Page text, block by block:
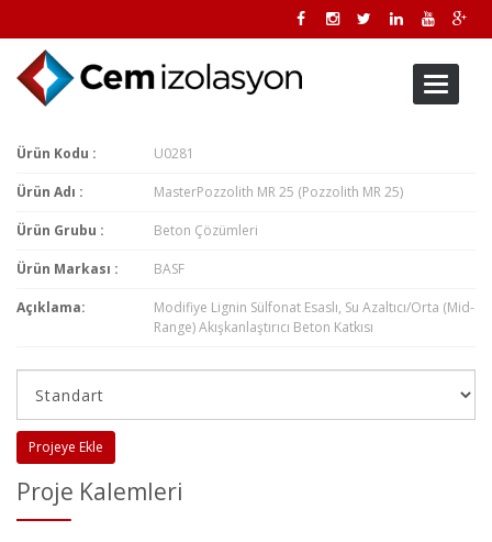
Toggle
Ürün Kodu : U0281
Ürün Adı : MasterPozzolith MR 25 (Pozzolith MR 25)
Ürün Grubu : Beton Çözümleri
Ürün Markası : BASF
Açıklama:
Modifiye Lignin Sülfonat Esaslı, Su Azaltıcı/Orta (Mid-
Range) Akışkanlaştırıcı Beton Katkısı
Projeye Ekle
Proje Kalemleri